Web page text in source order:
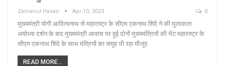
Zamanul Hasan Apr 10, 2023 0
मुख्यमंत्री योगी आदित्यनाथ से महाराष्ट्र के सीएम एकनाथ शिंदे ने की मुलाकात
अयोध्या दर्शन के बाद मुख्यमंत्री आवास पर हुई दोनों मुख्यमंत्रियों की भेंट महाराष्ट्र के
सीएम एकनाथ शिंदे के साथ मंत्रियों का समूह भी रहा मौजूद
READ MORE...